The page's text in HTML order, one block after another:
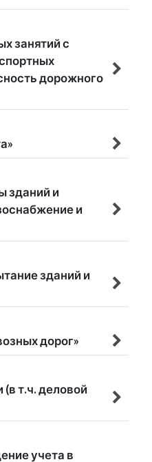
занятий с
дорожного
зданий и
и
зданий и
дорог»
т.ч. деловой
учета в